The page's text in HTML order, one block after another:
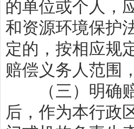
的单位或个人，
和资源环境保护
定的，按相应规
赔偿义务人范围
（三）明确赔
后，作为本行政